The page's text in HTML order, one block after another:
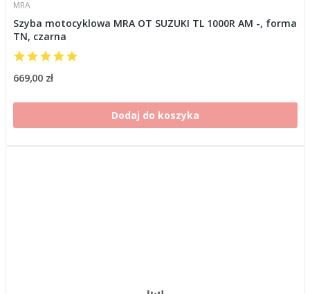
MRA
Szyba motocyklowa MRA OT SUZUKI TL 1000R AM -, forma
TN, czarna
669,00 zł
Dodaj do koszyka